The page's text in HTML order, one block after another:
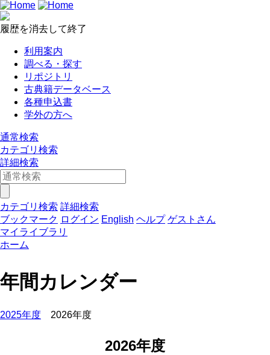
履歴を消去して終了
利用案内
調べる・探す
リポジトリ
古典籍データベース
各種申込書
学外の方へ
通常検索
カテゴリ検索
詳細検索
カテゴリ検索 詳細検索
ブックマーク ログイン English ヘルプ ゲストさん
マイライブラリ
ホーム
年間カレンダー
2025年度 2026年度
2026年度